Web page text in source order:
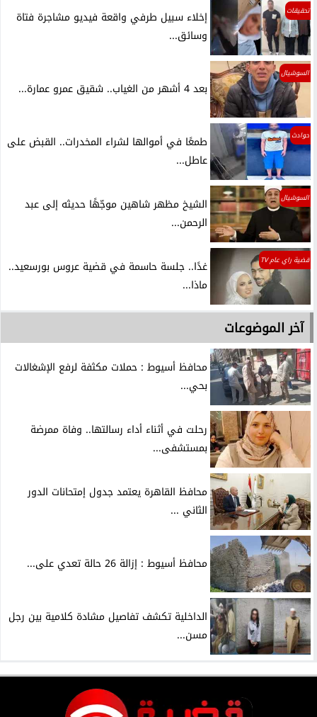
تحقيقات
إخلاء سبيل طرفي واقعة فيديو مشاجرة فتاة
وسائق...
السوشيال
بعد 4 أشهر من الغياب.. شقيق عمرو عمارة...
حوادث
طمعًا في أموالها لشراء المخدرات.. القبض على
عاطل...
السوشيال
الشيخ مظهر شاهين موجّهًا حديثه إلى عبد
الرحمن...
قضية راي عام TV
غدًا.. جلسة حاسمة في قضية عروس بورسعيد..
ماذا...
آخر الموضوعات
محافظ أسيوط : حملات مكثفة لرفع الإشغالات
بحي...
رحلت في أثناء أداء رسالتها.. وفاة ممرضة
بمستشفى...
محافظ القاهرة يعتمد جدول إمتحانات الدور
الثاني ...
محافظ أسيوط : إزالة 26 حالة تعدي على...
الداخلية تكشف تفاصيل مشادة كلامية بين رجل
مسن...